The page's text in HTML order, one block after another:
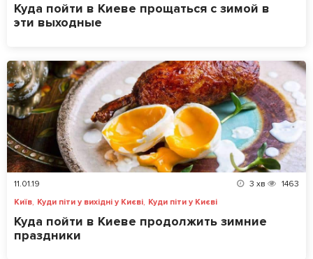
Куда пойти в Киеве прощаться с зимой в
эти выходные
11.01.19 3 хв
1463
Київ, Куди піти у вихідні у Києві, Куди піти у Києві
Куда пойти в Киеве продолжить зимние
праздники